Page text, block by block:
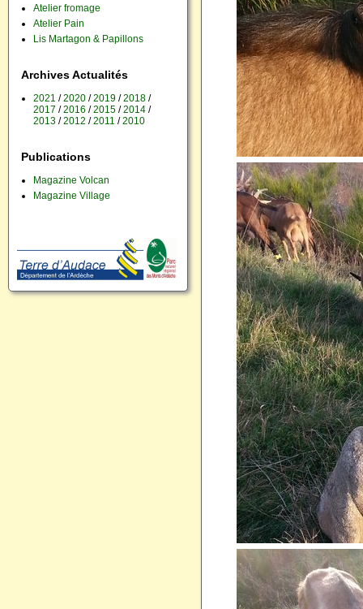
Atelier fromage
Atelier Pain
Lis Martagon & Papillons
Archives Actualités
2021 /2020 /2019 /2018 /
2017 /2016 /2015 /2014 /
2013 /2012 /2011 /2010
Publications
Magazine Volcan
Magazine Village